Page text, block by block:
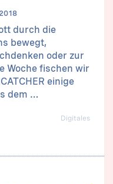
durch die
bewegt,
oder zur
Woche fischen wir
einige
dem …
Digitales